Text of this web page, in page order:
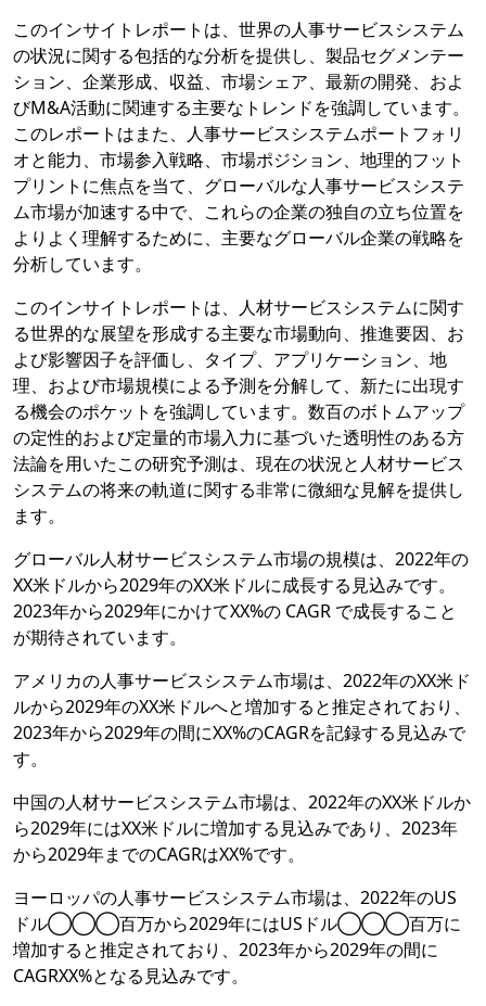
このインサイトレポートは、世界の人事サービスシステム
の状況に関する包括的な分析を提供し、製品セグメンテー
ション、企業形成、収益、市場シェア、最新の開発、およ
びM&A活動に関連する主要なトレンドを強調しています。
このレポートはまた、人事サービスシステムポートフォリ
オと能力、市場参入戦略、市場ポジション、地理的フット
プリントに焦点を当て、グローバルな人事サービスシステ
ム市場が加速する中で、これらの企業の独自の立ち位置を
よりよく理解するために、主要なグローバル企業の戦略を
分析しています。
このインサイトレポートは、人材サービスシステムに関す
る世界的な展望を形成する主要な市場動向、推進要因、お
よび影響因子を評価し、タイプ、アプリケーション、地
理、および市場規模による予測を分解して、新たに出現す
る機会のポケットを強調しています。数百のボトムアップ
の定性的および定量的市場入力に基づいた透明性のある方
法論を用いたこの研究予測は、現在の状況と人材サービス
システムの将来の軌道に関する非常に微細な見解を提供し
ます。
グローバル人材サービスシステム市場の規模は、2022年の
XX米ドルから2029年のXX米ドルに成長する見込みです。
2023年から2029年にかけてXX%の CAGR で成長すること
が期待されています。
アメリカの人事サービスシステム市場は、2022年のXX米ド
ルから2029年のXX米ドルへと増加すると推定されており、
2023年から2029年の間にXX%のCAGRを記録する見込みで
す。
中国の人材サービスシステム市場は、2022年のXX米ドルか
ら2029年にはXX米ドルに増加する見込みであり、2023年
から2029年までのCAGRはXX%です。
ヨーロッパの人事サービスシステム市場は、2022年のUS
ドル◯◯◯百万から2029年にはUSドル◯◯◯百万に
増加すると推定されており、2023年から2029年の間に
CAGRXX%となる見込みです。